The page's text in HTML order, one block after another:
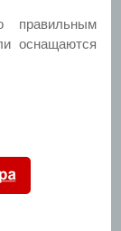
правильным
оснащаются